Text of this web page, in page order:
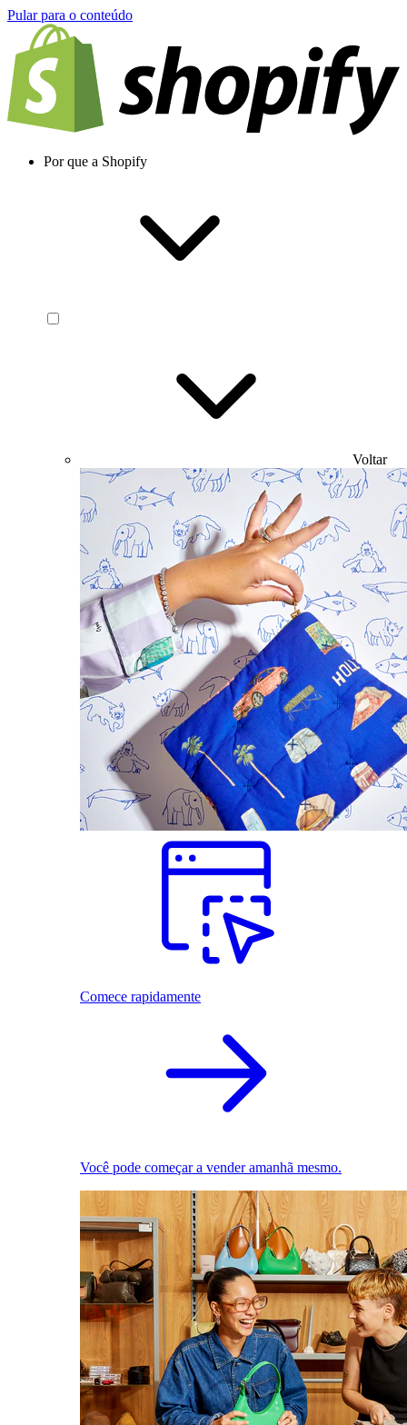
Pular para o conteúdo
Por que a Shopify
Voltar
Comece rapidamente
Você pode começar a vender amanhã mesmo.